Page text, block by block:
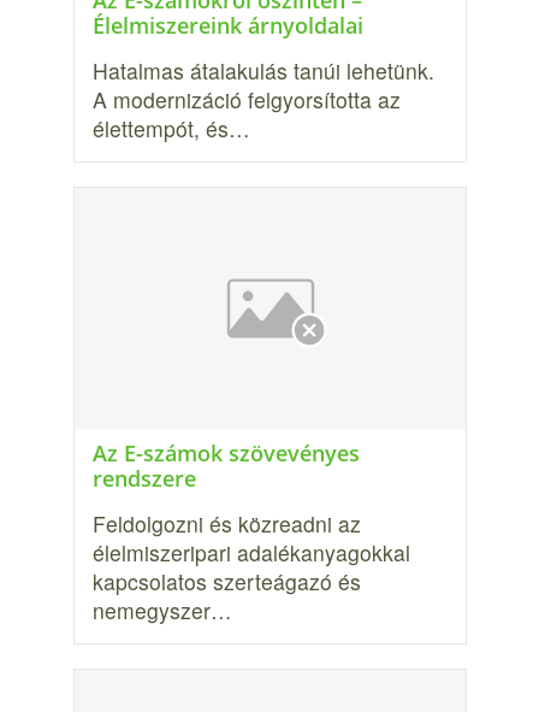
Élelmiszereink árnyoldalai
Hatalmas átalakulás tanúi lehetünk.
A modernizáció felgyorsította az
élettempót, és…
Az E-számok szövevényes
rendszere
Feldolgozni és közreadni az
élelmiszer­ipari adalékanyagokkal
kapcsolatos szerteágazó és
nemegyszer…